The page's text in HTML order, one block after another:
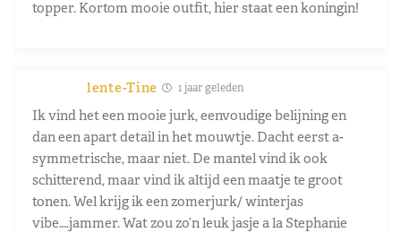
topper. Kortom mooie outfit, hier staat een koningin!
lente-Tine 1 jaar geleden
Ik vind het een mooie jurk, eenvoudige belijning en
dan een apart detail in het mouwtje. Dacht eerst a-
symmetrische, maar niet. De mantel vind ik ook
schitterend, maar vind ik altijd een maatje te groot
tonen. Wel krijg ik een zomerjurk/ winterjas
vibe….jammer. Wat zou zo’n leuk jasje a la Stephanie